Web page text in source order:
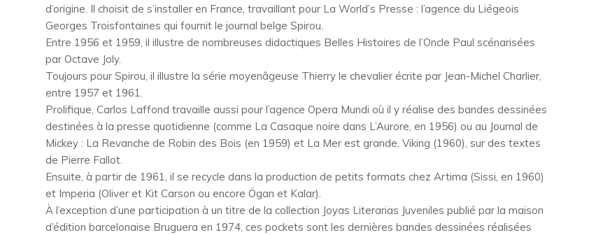
d’origine. Il choisit de s’installer en France, travaillant pour La World’s Presse : l’agence du Liégeois
Georges Troisfontaines qui fournit le journal belge Spirou.
Entre 1956 et 1959, il illustre de nombreuses didactiques Belles Histoires de l’Oncle Paul scénarisées
par Octave Joly.
Toujours pour Spirou, il illustre la série moyenâgeuse Thierry le chevalier écrite par Jean-Michel Charlier,
entre 1957 et 1961.
Prolifique, Carlos Laffond travaille aussi pour l’agence Opera Mundi où il y réalise des bandes dessinées
destinées à la presse quotidienne (comme La Casaque noire dans L’Aurore, en 1956) ou au Journal de
Mickey : La Revanche de Robin des Bois (en 1959) et La Mer est grande, Viking (1960), sur des textes
de Pierre Fallot.
Ensuite, à partir de 1961, il se recycle dans la production de petits formats chez Artima (Sissi, en 1960)
et Imperia (Oliver et Kit Carson ou encore Ögan et Kalar).
À l’exception d’une participation à un titre de la collection Joyas Literarias Juveniles publié par la maison
d’édition barcelonaise Bruguera en 1974, ces pockets sont les dernières bandes dessinées réalisées